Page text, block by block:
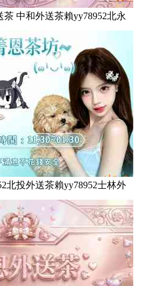
中和外送茶賴yy78952北永
北投外送茶賴yy78952士林外